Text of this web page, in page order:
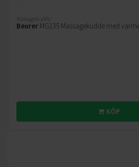
Massagekudde
Beurer MG135 Massagekudde med
KÖP